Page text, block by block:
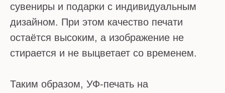
сувениры и подарки с индивидуальным
дизайном. При этом качество печати
остаётся высоким, а изображение не
стирается и не выцветает со временем.
Таким образом, УФ-печать на